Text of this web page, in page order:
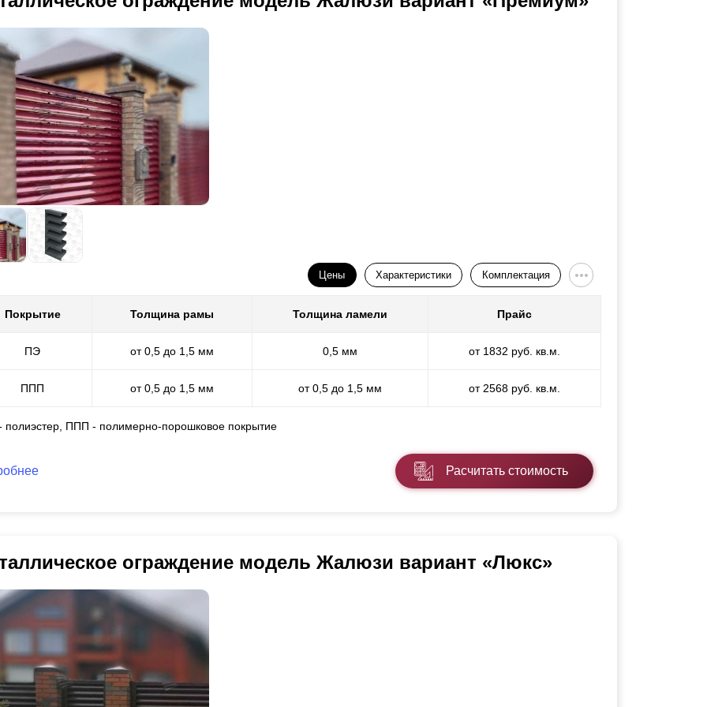
Цены Характеристики Комплектация
Покрытие Толщина рамы Толщина ламели Прайс
ПЭ от 0,5 до 1,5 мм 0,5 мм от 1832 руб. кв.м.
ППП от 0,5 до 1,5 мм от 0,5 до 1,5 мм от 2568 руб. кв.м.
полиэстер, ППП - полимерно-порошковое покрытие
Расчитать стоимость
ограждение модель Жалюзи вариант «Люкс»